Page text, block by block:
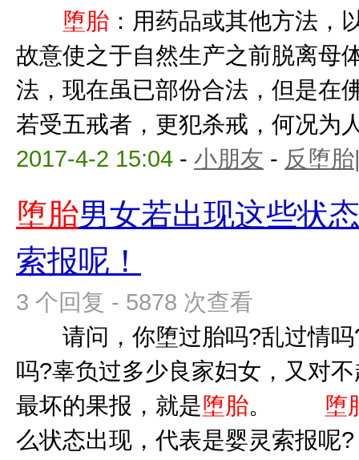
堕胎 ：用药品或其他方法，
故意使之于自然生产之前脱
法，现在虽已部份合法，但是在
若受五戒者，更犯杀戒，何况为
2017-4-2 15:04 - 小朋友 - 反堕
堕胎男女若出现这些状
索报呢！
3 个回复 - 5878 次查看
请问，你堕过胎吗?乱过情吗
吗?辜负过多少良家妇女，又对
最坏的果报，就是堕胎。 堕
么状态出现，代表是婴灵索报